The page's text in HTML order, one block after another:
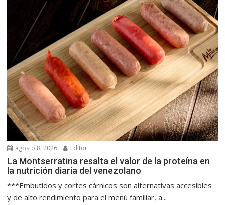
agosto 8, 2026 Editor
La Montserratina resalta el valor de la proteína en
la nutrición diaria del venezolano
***Embutidos y cortes cárnicos son alternativas accesibles
y de alto rendimiento para el menú familiar, a...